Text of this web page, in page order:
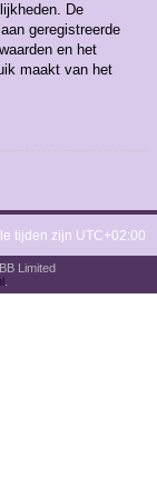
De
geregistreerde
en het
maakt van het
tijden zijn UTC+02:00
Limited